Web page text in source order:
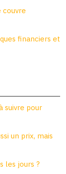
couvre
financiers et
suivre pour
un prix, mais
les jours ?